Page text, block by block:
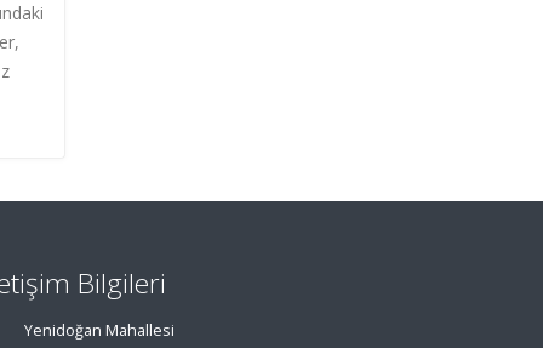
Bilgileri
Yenidoğan Mahallesi